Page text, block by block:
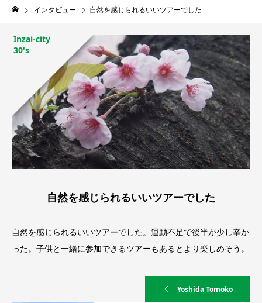
インタビュー 自然を感じられるいいツアーでした
Inzai-city
30's
自然を感じられるいいツアーでした
自然を感じられるいいツアーでした。運動不足で後半が少し辛か
った。子供と一緒に参加できるツアーもあるとより楽しめそう。
Yoshida Tomoko